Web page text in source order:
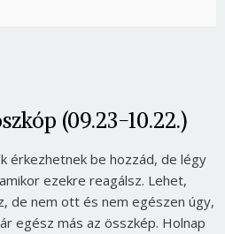
(09.23-10.22.)
érkezhetnek be hozzád, de légy
ezekre reagálsz. Lehet,
de nem ott és nem egészen úgy,
egész más az összkép. Holnap